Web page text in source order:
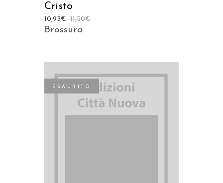
Cristo
11,50€
10,93€
Brossura
ESAURITO